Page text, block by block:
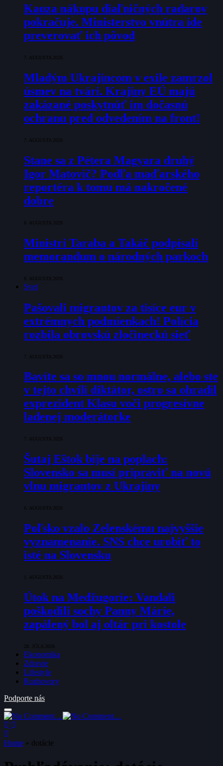
Kauza nákupu diaľničných radarov
pokračuje. Ministerstvo vnútra ide
preverovať ich pôvod
7. AUGUSTA 2026
Mladým Ukrajincom v exile zamrzol
úsmev na tvári. Krajiny EÚ majú
zakázané poskytnúť im dočasnú
ochranu pred odvedením na front!
7. AUGUSTA 2026
Stane sa z Pétera Magyara druhý
Igor Matovič? Podľa maďarského
reportéra k tomu má nakročené
dobre
6. AUGUSTA 2026
Ministri Taraba a Takáč podpísali
memorandum o národných parkoch
6. AUGUSTA 2026
Svet
Pašovali migrantov za tisíce eur v
extrémnych podmienkach! Polícia
rozbila obrovskú zločineckú sieť
7. AUGUSTA 2026
Bavíte sa so mnou normálne, alebo ste
v tejto chvíli diktátor, ostro sa ohradil
exprezident Klasu voči progresívne
ladenej moderátorke
7. AUGUSTA 2026
Šutaj Eštok bije na poplach:
Slovensko sa musí pripraviť na novú
vlnu migrantov z Ukrajiny
6. AUGUSTA 2026
Poľsko vzalo Zelenskému najvyššie
vyznamenanie. SNS chce urobiť to
isté na Slovensku
1. AUGUSTA 2026
Útok na Medžugorie: Vandali
poškodili sochy Panny Márie,
zapálený bol aj oltár pri kostole
28. JÚLA 2026
Ekonomika
Zdravie
Lifestyle
Rozhovory
Podporte nás
Home » dotácie